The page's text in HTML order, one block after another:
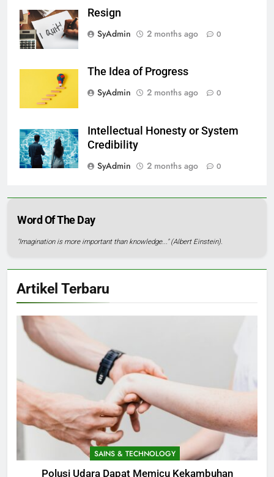
Resign
SyAdmin
2 months ago 0
The Idea of Progress
SyAdmin
2 months ago 0
Intellectual Honesty or System
Credibility
SyAdmin
2 months ago 0
Word Of The Day
"Imagination is more important than knowledge..." (Albert Einstein).
Artikel Terbaru
SAINS & TECHNOLOGY
Polusi Udara Dapat Memicu Kekambuhan